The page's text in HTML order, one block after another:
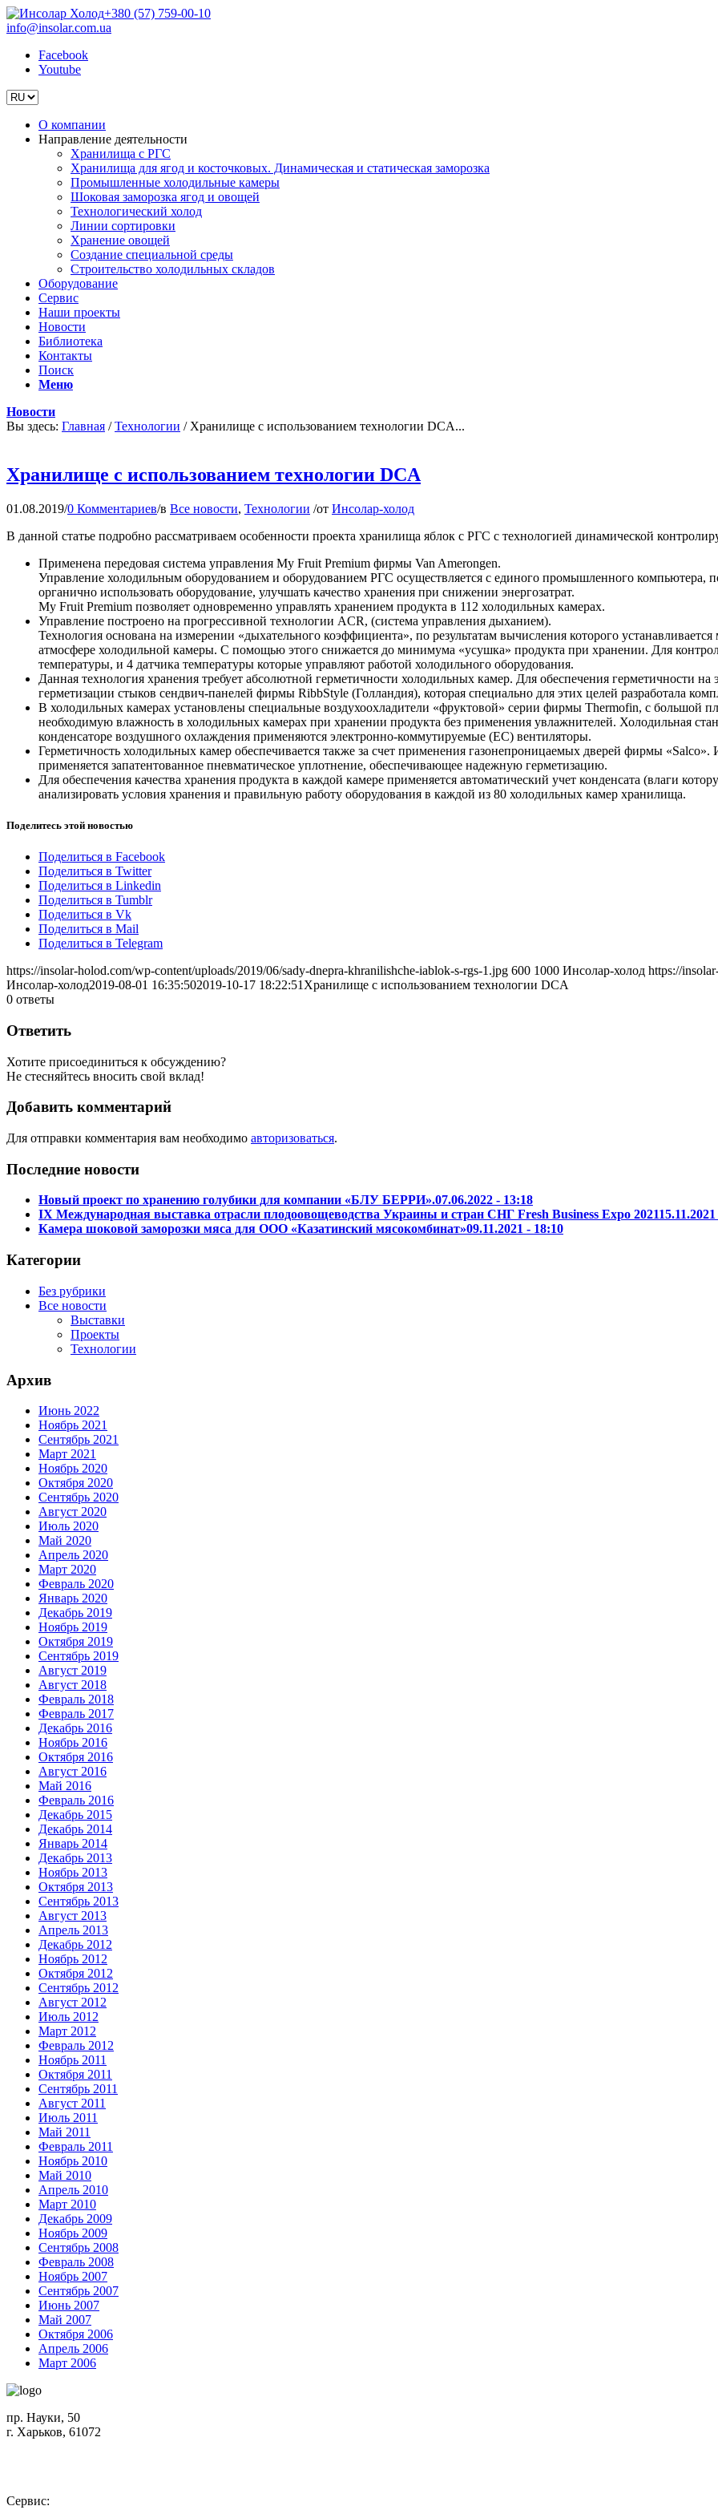
+380 (57) 759-00-10
info@insolar.com.ua
Facebook
Youtube
О компании
Направление деятельности
Хранилища с РГС
Хранилища для ягод и косточковых. Динамическая и статическая заморозка
Промышленные холодильные камеры
Шоковая заморозка ягод и овощей
Технологический холод
Линии сортировки
Хранение овощей
Создание специальной среды
Строительство холодильных складов
Оборудование
Сервис
Наши проекты
Новости
Библиотека
Контакты
Поиск
Меню
Новости
Вы здесь: Главная / Технологии / Хранилище с использованием технологии DCA...
Хранилище с использованием технологии DCA
01.08.2019/0 Комментариев/в Все новости, Технологии /от Инсолар-холод
В данной статье подробно рассматриваем особенности проекта хранилища яблок с РГС с технологией динамической
Применена передовая система управления My Fruit Premium фирмы Van Amerongen.
Управление холодильным оборудованием и оборудованием РГС осуществляется с единого промышленного компьютера,
органично использовать оборудование, улучшать качество хранения при снижении энергозатрат.
My Fruit Premium позволяет одновременно управлять хранением продукта в 112 холодильных камерах.
Управление построено на прогрессивной технологии ACR, (система управления дыханием).
Технология основана на измерении «дыхательного коэффициента», по результатам вычисления которого
атмосфере холодильной камеры. С помощью этого снижается до минимума «усушка» продукта при хранении. Для
температуры, и 4 датчика температуры которые управляют работой холодильного оборудования.
Данная технология хранения требует абсолютной герметичности холодильных камер. Для обеспечения герметичности
герметизации стыков сендвич-панелей фирмы RibbStyle (Голландия), которая специально для этих целей разработала
В холодильных камерах установлены специальные воздухоохладители «фруктовой» серии фирмы Thermofin, с большой
необходимую влажность в холодильных камерах при хранении продукта без применения увлажнителей. Холодильная
конденсаторе воздушного охлаждения применяются электронно-коммутируемые (ЕС) вентиляторы.
Герметичность холодильных камер обеспечивается также за счет применения газонепроницаемых дверей фирмы
применяется запатентованное пневматическое уплотнение, обеспечивающее надежную герметизацию.
Для обеспечения качества хранения продукта в каждой камере применяется автоматический учет конденсата (влаги
анализировать условия хранения и правильную работу оборудования в каждой из 80 холодильных камер хранилища.
Поделитесь этой новостью
Поделиться в Facebook
Поделиться в Twitter
Поделиться в Linkedin
Поделиться в Tumblr
Поделиться в Vk
Поделиться в Mail
Поделиться в Telegram
https://insolar-holod.com/wp-content/uploads/2019/06/sady-dnepra-khranilishche-iablok-s-rgs-1.jpg 600 1000 Инсолар-холод https://
Инсолар-холод2019-08-01 16:35:502019-10-17 18:22:51 Хранилище с использованием технологии DCA
0 ответы
Ответить
Хотите присоединиться к обсуждению?
Не стесняйтесь вносить свой вклад!
Добавить комментарий
Для отправки комментария вам необходимо авторизоваться.
Последние новости
Новый проект по хранению голубики для компании «БЛУ БЕРРИ».07.06.2022 - 13:18
IX Международная выставка отрасли плодоовощеводства Украины и стран СНГ Fresh Business Expo 2021
Камера шоковой заморозки мяса для ООО «Казатинский мясокомбинат»09.11.2021 - 18:10
Категории
Без рубрики
Все новости
Выставки
Проекты
Технологии
Архив
Июнь 2022
Ноябрь 2021
Сентябрь 2021
Март 2021
Ноябрь 2020
Октября 2020
Сентябрь 2020
Август 2020
Июль 2020
Май 2020
Апрель 2020
Март 2020
Февраль 2020
Январь 2020
Декабрь 2019
Ноябрь 2019
Октября 2019
Сентябрь 2019
Август 2019
Август 2018
Февраль 2018
Февраль 2017
Декабрь 2016
Ноябрь 2016
Октября 2016
Август 2016
Май 2016
Февраль 2016
Декабрь 2015
Декабрь 2014
Январь 2014
Декабрь 2013
Ноябрь 2013
Октября 2013
Сентябрь 2013
Август 2013
Апрель 2013
Декабрь 2012
Ноябрь 2012
Октября 2012
Сентябрь 2012
Август 2012
Июль 2012
Март 2012
Февраль 2012
Ноябрь 2011
Октября 2011
Сентябрь 2011
Август 2011
Июль 2011
Май 2011
Февраль 2011
Ноябрь 2010
Май 2010
Апрель 2010
Март 2010
Декабрь 2009
Ноябрь 2009
Сентябрь 2008
Февраль 2008
Ноябрь 2007
Сентябрь 2007
Июнь 2007
Май 2007
Октября 2006
Апрель 2006
Март 2006
пр. Науки, 50
г. Харьков, 61072
Сервис: